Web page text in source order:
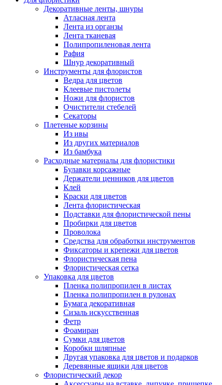
Декоративные ленты, шнуры
Атласная лента
Лента из органзы
Лента тканевая
Полипропиленовая лента
Рафия
Шнур декоративный
Инструменты для флористов
Ведра для цветов
Клеевые пистолеты
Ножи для флористов
Очистители стебелей
Секаторы
Плетеные корзины
Из ивы
Из других материалов
Из бамбука
Расходные материалы для флористики
Булавки корсажные
Держатели ценников для цветов
Клей
Краски для цветов
Лента флористическая
Подставки для флористической пены
Пробирки для цветов
Проволока
Средства для обработки инструментов
Фиксаторы и крепежи для цветов
Флористическая пена
Флористическая сетка
Упаковка для цветов
Пленка полипропилен в листах
Пленка полипропилен в рулонах
Бумага декоративная
Сизаль искусственная
Фетр
Фоамиран
Сумки для цветов
Коробки шляпные
Другая упаковка для цветов и подарков
Деревянные ящики для цветов
Флористический декор